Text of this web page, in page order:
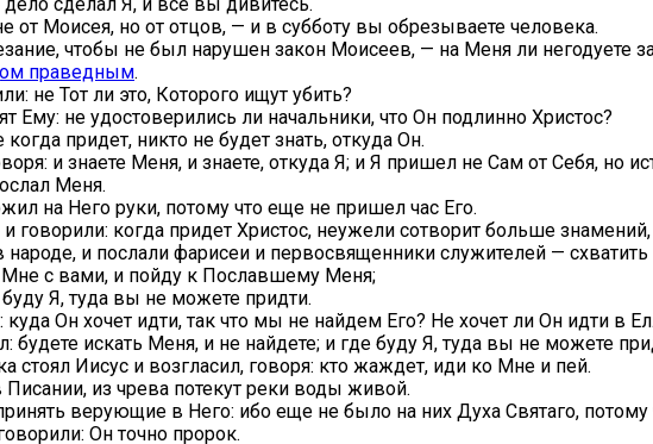
от Моисея, но от отцов, — и в субботу вы обрезываете человека.
чтобы не был нарушен закон Моисеев, — на Меня ли негодуете
праведным.
не Тот ли это, Которого ищут убить?
Ему: не удостоверились ли начальники, что Он подлинно Христос?
придет, никто не будет знать, откуда Он.
и знаете Меня, и знаете, откуда Я; и Я пришел не Сам от Себя, но
Меня.
на Него руки, потому что еще не пришел час Его.
говорили: когда придет Христос, неужели сотворит больше
и послали фарисеи и первосвященники служителей — схватить
с вами, и пойду к Пославшему Меня;
Я, туда вы не можете придти.
Он хочет идти, так что мы не найдем Его? Не хочет ли Он идти в
будете искать Меня, и не найдете; и где буду Я, туда вы не можете
стоял Иисус и возгласил, говоря: кто жаждет, иди ко Мне и пей.
Писании, из чрева потекут реки воды живой.
верующие в Него: ибо еще не было на них Духа Святаго,
Он точно пророк.